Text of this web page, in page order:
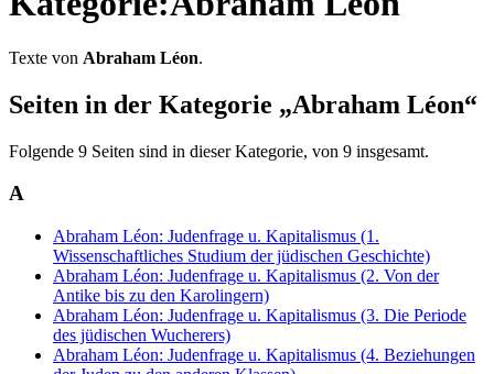
Texte von Abraham Léon.
Seiten in der Kategorie „Abraham Léon“
Folgende 9 Seiten sind in dieser Kategorie, von 9 insgesamt.
A
Abraham Léon: Judenfrage u. Kapitalismus (1.
Wissenschaftliches Studium der jüdischen Geschichte)
Abraham Léon: Judenfrage u. Kapitalismus (2. Von der
Antike bis zu den Karolingern)
Abraham Léon: Judenfrage u. Kapitalismus (3. Die Periode
des jüdischen Wucherers)
Abraham Léon: Judenfrage u. Kapitalismus (4. Beziehungen